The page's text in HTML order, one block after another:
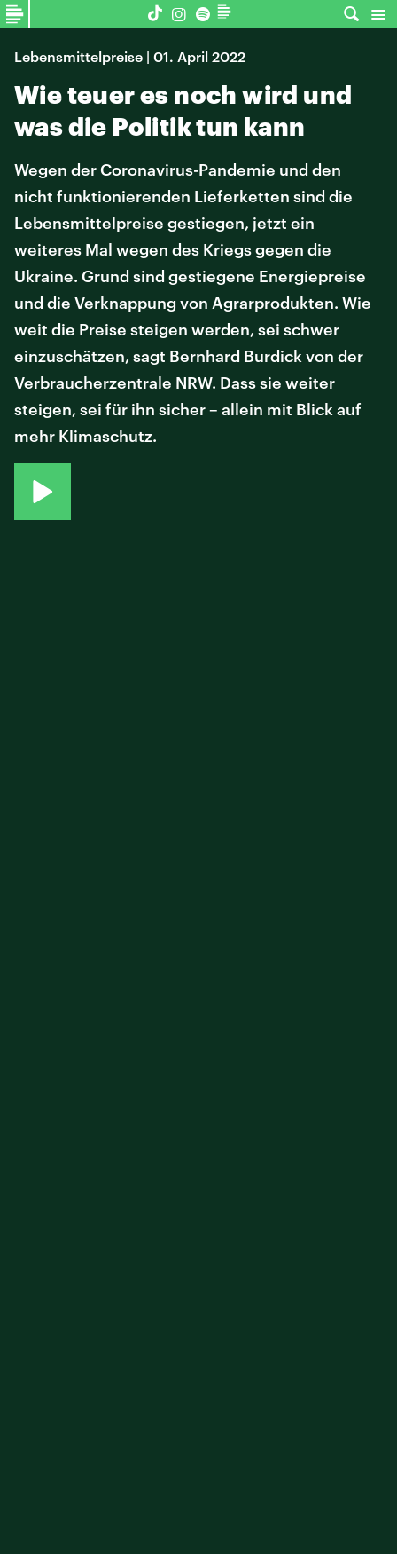
Lebensmittelpreise | 01. April 2022
Wie teuer es noch wird und
was die Politik tun kann
Wegen der Coronavirus-Pandemie und den
nicht funktionierenden Lieferketten sind die
Lebensmittelpreise gestiegen, jetzt ein
weiteres Mal wegen des Kriegs gegen die
Ukraine. Grund sind gestiegene Energiepreise
und die Verknappung von Agrarprodukten. Wie
weit die Preise steigen werden, sei schwer
einzuschätzen, sagt Bernhard Burdick von der
Verbraucherzentrale NRW. Dass sie weiter
steigen, sei für ihn sicher – allein mit Blick auf
mehr Klimaschutz.